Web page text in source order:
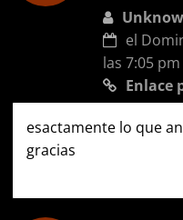
el
las 7:05 pm
Enlace
esactamente lo que
gracias